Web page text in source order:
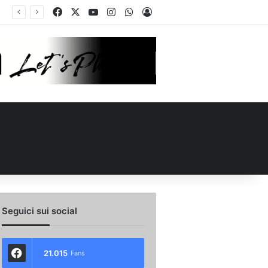
FacebookYou TubeInstagramWhatsApp
Accedi
Seguici sui social
21.015 Fans